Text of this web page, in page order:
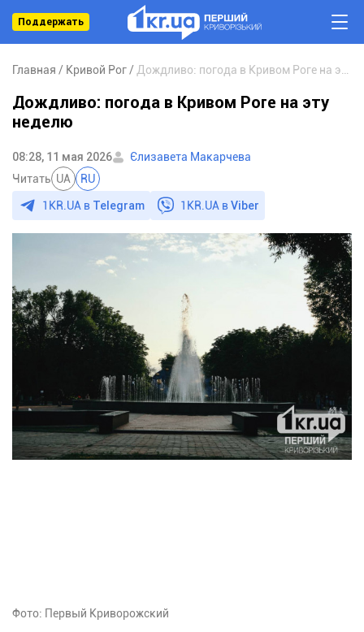
Поддержать
Главная Кривой Рог
Дождливо: погода в Кривом Роге на эту
неделю
08:28, 11 мая 2026
Єлизавета Макарчева
Читать UA RU
1KR.UA в Telegram 1KR.UA вViber
Фото: Первый Криворожский